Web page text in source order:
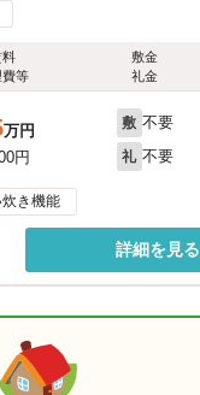
料
費等
敷金
礼金
万円
円
敷 不要
礼 不要
き機能
詳細を見る